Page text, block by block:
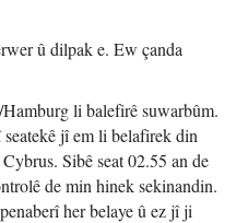
û dilpak e. Ew çanda
li balefirê suwarbûm.
jî em li belafirek din
Sibê seat 02.55 an de
de min hinek sekinandin.
her belaye û ez jî ji